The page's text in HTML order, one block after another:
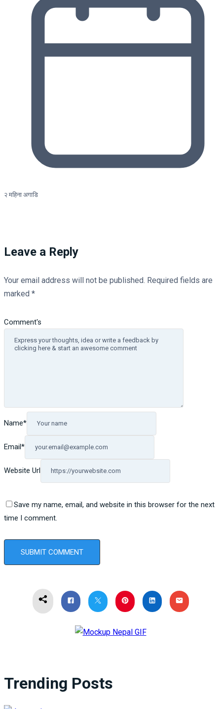
२ महिना अगाडि
Leave a Reply
Your email address will not be published. Required fields are
marked *
Comment's
Name*
Email*
Website Url
Save my name, email, and website in this browser for the next
time I comment.
Trending Posts